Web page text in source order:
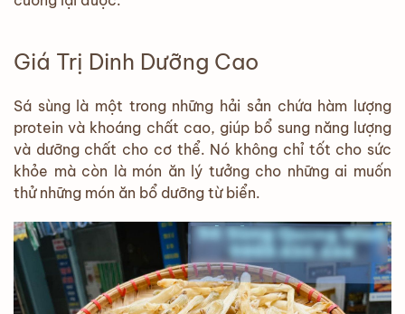
Giá Trị Dinh Dưỡng Cao
Sá sùng là một trong những hải sản chứa hàm lượng
protein và khoáng chất cao, giúp bổ sung năng lượng
và dưỡng chất cho cơ thể. Nó không chỉ tốt cho sức
khỏe mà còn là món ăn lý tưởng cho những ai muốn
thử những món ăn bổ dưỡng từ biển.